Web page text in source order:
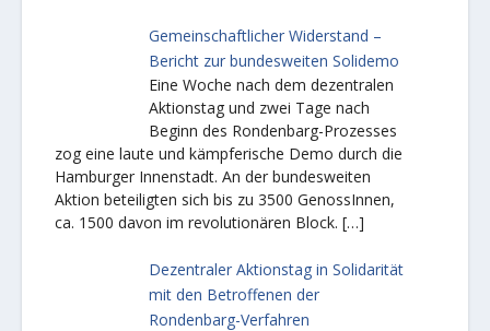
Gemeinschaftlicher Widerstand –
Bericht zur bundesweiten Solidemo
Eine Woche nach dem dezentralen
Aktionstag und zwei Tage nach
Beginn des Rondenbarg-Prozesses
zog eine laute und kämpferische Demo durch die
Hamburger Innenstadt. An der bundesweiten
Aktion beteiligten sich bis zu 3500 GenossInnen,
ca. 1500 davon im revolutionären Block. […]
Dezentraler Aktionstag in Solidarität
mit den Betroffenen der
Rondenbarg-Verfahren